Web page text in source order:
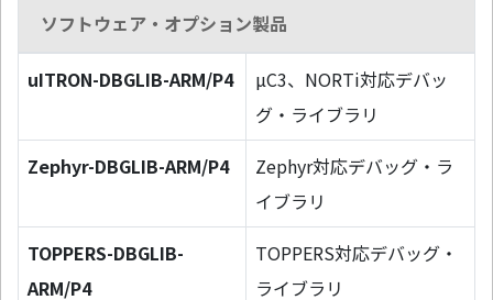
ソフトウェア・オプション製品
uITRON-DBGLIB-ARM/P4
µC3、NORTi対応デバッ
グ・ライブラリ
Zephyr-DBGLIB-ARM/P4
Zephyr対応デバッグ・ラ
イブラリ
TOPPERS-DBGLIB-
ARM/P4
TOPPERS対応デバッグ・
ライブラリ